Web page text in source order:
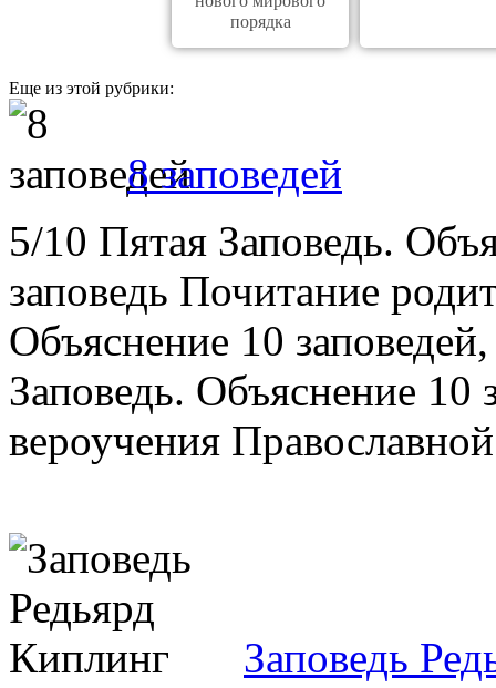
порядка
Еще из этой рубрики:
8 заповедей
5/10 Пятая Заповедь.
заповедь Почитание
Объяснение 10
Заповедь. Объяснение 10
вероучения
Заповедь